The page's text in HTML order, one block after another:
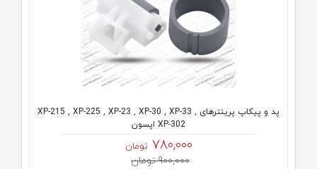
پد و پیکاپ پرینترهای XP-215 , XP-225 , XP-23 , XP-30 , XP-33 ,
XP-302 اپسون
780,000 تومان
900,000 تومان